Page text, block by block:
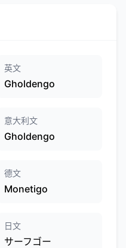
英文
Gholdengo
意大利文
Gholdengo
德文
Monetigo
日文
サーフゴー